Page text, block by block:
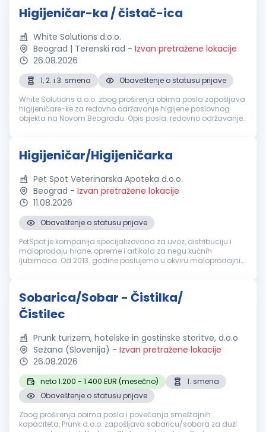
Higijeničar-ka / čistač-ica
White Solutions d.o.o.
Beograd | Terenski rad - Izvan pretražene lokacije
26.08.2026
1, 2. i 3. smena
Obaveštenje o statusu prijave
White Solutions d.o.o. zbog proširenja obima posla zapošljava
higijeničare-ke za redovno održavanje higijene poslovnog
objekta na Novom Beogradu. Opis posla: redovno održavanje
Higijeničar/Higijeničarka
Pet Spot Veterinarska Apoteka d.o.o.
Beograd - Izvan pretražene lokacije
11.08.2026
Obaveštenje o statusu prijave
PetSpot je kompanija specijalizovana za uvoz, distribuciju i
maloprodaju hrane, opreme i artikala za negu kućnih
ljubimaca. Od 2013. godine poslujemo u okviru maloprodajnih
Sobarica/Sobar - Čistilka/
Čistilec
Prunk turizem, hotelske in gostinske storitve, d.o.o
Sežana (Slovenija) - Izvan pretražene lokacije
26.08.2026
neto 1.200 - 1.400 EUR (mesečno)
1. smena
Obaveštenje o statusu prijave
Zbog proširenja obima posla i povećanja smeštajnih
kapaciteta, Prunk d.o.o. zapošljava sobaricu/sobara za duži